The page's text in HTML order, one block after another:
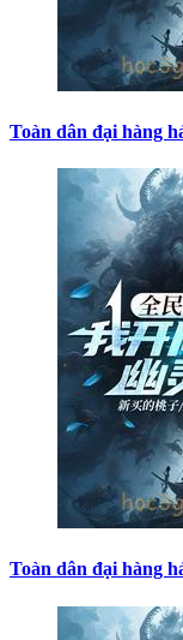
Toàn dân đại hàng
Toàn dân đại hàng